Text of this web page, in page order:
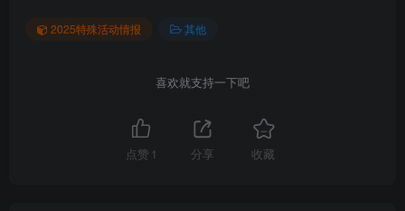
2025特殊活动情报 其他
喜欢就支持一下吧
点赞 1 分享 收藏